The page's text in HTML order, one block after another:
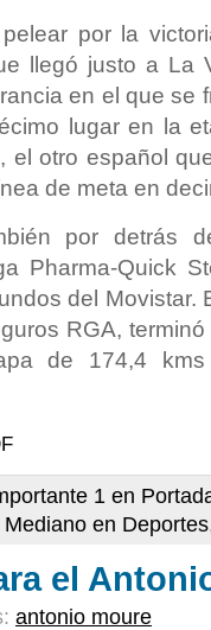
por la
llegó justo a La
en el que se
lugar en la
otro español
de meta en
por detrás
Pharma-Quick
del Movistar.
RGA,
de 174,4
1 en
Mediano en Deportes
el
antonio moure